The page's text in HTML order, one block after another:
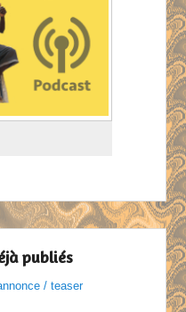
publiés
/ teaser